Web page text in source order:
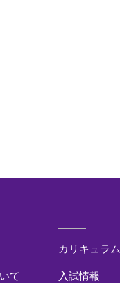
て
カリキュラム
入試情報